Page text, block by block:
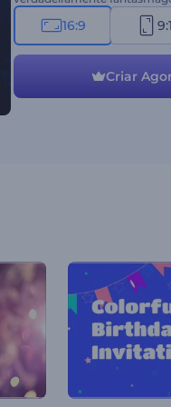
convites de festas de
saudações, introduções
muito mais. Crie agora!
16:9
Criar